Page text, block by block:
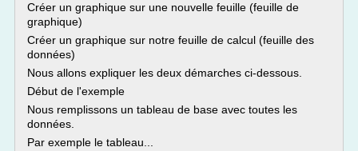
Créer un graphique sur une nouvelle feuille (feuille de
graphique)
Créer un graphique sur notre feuille de calcul (feuille des
données)
Nous allons expliquer les deux démarches ci-dessous.
Début de l'exemple
Nous remplissons un tableau de base avec toutes les
données.
Par exemple le tableau...